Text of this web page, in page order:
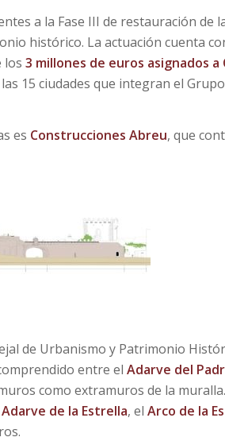
a la Fase III de restauración de
histórico. La actuación cuenta
los 3 millones de euros asignados a
15 ciudades que integran el
es Construcciones Abreu, que
de Urbanismo y Patrimonio
entre el Adarve del
como extramuros de la
Adarve de la Estrella, el Arco de la